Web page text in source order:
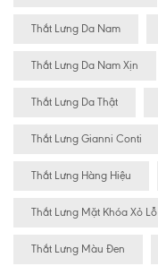
Thắt Lưng Da Nam
Thắt Lưng Da Nam Xịn
Thắt Lưng Da Thật
Thắt Lưng Gianni Conti
Thắt Lưng Hàng Hiệu
Thắt Lưng Mặt Khóa Xỏ Lỗ
Thắt Lưng Màu Đen